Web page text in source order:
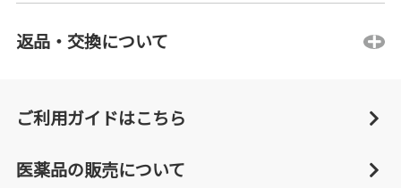
返品・交換について
ご利用ガイドはこちら
医薬品の販売について